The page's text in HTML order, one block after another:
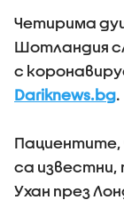
Четирима
Шотландия
с
Dariknews.bg.
Пациентите,
са известни,
Ухан през